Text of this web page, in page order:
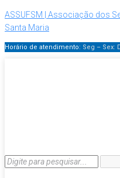
ASSUFSM | Associação dos
Santa Maria
Horário de atendimento: Seg – Sex: